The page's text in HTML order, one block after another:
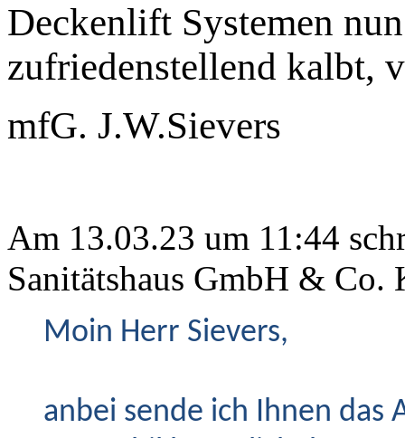
Deckenlift Systemen
zufriedenstellend kalbt,
mfG. J.W.Sievers
Am 13.03.23 um 11:44
Sanitätshaus GmbH & Co.
Moin Herr Sievers,
anbei sende ich Ihnen das